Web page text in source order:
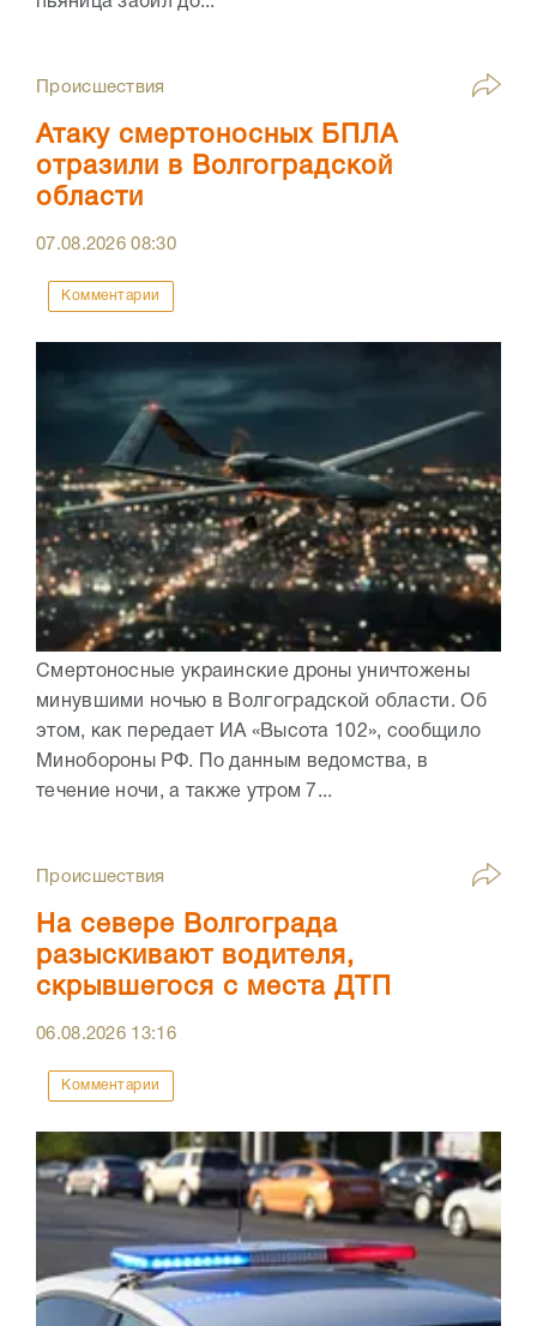
Происшествия
Атаку смертоносных БПЛА
отразили в Волгоградской
области
07.08.202608:30
Комментарии
Смертоносные украинские дроны уничтожены
минувшими ночью в Волгоградской области. Об
этом, как передает ИА «Высота 102», сообщило
Минобороны РФ. По данным ведомства, в
течение ночи, а также утром 7...
Происшествия
На севере Волгограда
разыскивают водителя,
скрывшегося с места ДТП
06.08.2026 13:16
Комментарии